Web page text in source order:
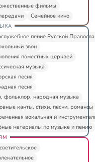
фильмы
Семейное кино
пение Русской
звон
поместных церквей
музыка
песня
песня
фольклор, народная музыка
канты, стихи, песни, романсы
вокальная и
материалы по музыке и пению